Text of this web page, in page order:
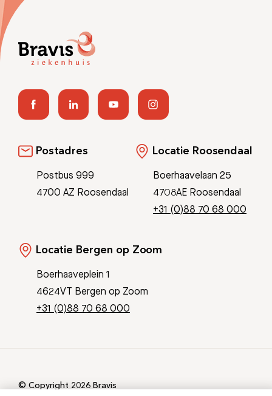
Postadres
Postbus 999
4700 AZ Roosendaal
Locatie Roosendaal
Boerhaavelaan 25
4708AE Roosendaal
+31 (0)88 70 68 000
Locatie Bergen op Zoom
Boerhaaveplein 1
4624VT Bergen op Zoom
+31 (0)88 70 68 000
© Copyright 2026 Bravis